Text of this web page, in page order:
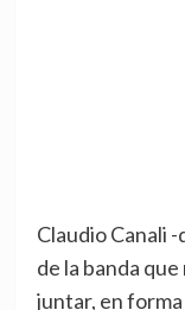
Claudio Canali
de la banda
juntar, en